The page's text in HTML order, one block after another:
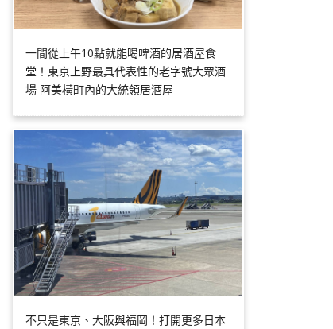
一間從上午10點就能喝啤酒的居酒屋食
堂！東京上野最具代表性的老字號大眾酒
場 阿美橫町內的大統領居酒屋
不只是東京、大阪與福岡！打開更多日本